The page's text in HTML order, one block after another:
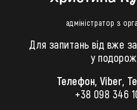
адміністратор з
Для запитань від вже
у подорож
Телефон, Viber,
+38 098 346